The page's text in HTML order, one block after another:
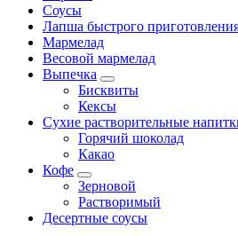
Соусы
Лапша быстрого
Мармелад
Весовой мармелад
Выпечка
Бисквиты
Кексы
Сухие растворительные
Горячий шоколад
Какао
Кофе
Зерновой
Растворимый
Десертные соусы